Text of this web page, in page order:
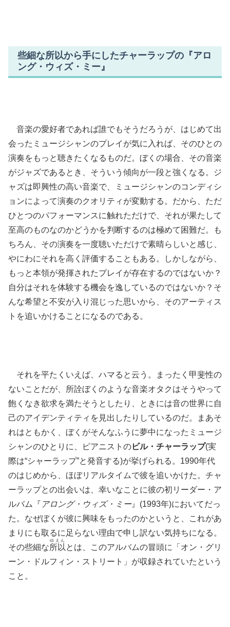
些細な所以から手にしたチャーラップの『アロ
ング・ウィズ・ミー』
音楽の愛好者であれば誰でもそうだろうが、はじめて出
会ったミュージシャンのプレイが気に入れば、そのひとの
演奏をもっと聴きたくなるものだ。ぼくの場合、その音楽
がジャズであるとき、そういう傾向が一段と強くなる。ジ
ャズは即興性の高い音楽で、ミュージシャンのコンディシ
ョンによって演奏のクオリティが変動する。だから、ただ
ひとつのパフォーマンスに触れただけで、それが果たして
至高のものなのかどうかを判断するのは極めて困難だ。も
ちろん、その演奏を一度聴いただけで素晴らしいと感じ、
やにわにそれを高く評価することもある。しかしながら、
もっと本領が発揮されたプレイが存在するのではないか？
自分はそれを体験する機会を逸しているのではないか？そ
んな希望と不安が入り混じった思いから、そのアーティス
トを追いかけることになるのである。
それを平たくいえば、ハマると云う。まったく甲斐性の
ないことだが、所詮ぼくのような音楽オタクはそうやって
飽くなき欲求を満たそうとしたり、ときには音の世界に自
己のアイデンティティを見出したりしているのだ。まあそ
れはともかく、ぼくがそんなふうに夢中になったミュージ
シャンのひとりに、ピアニストのビル・チャーラップ(実
際は“シャーラップ”と発音する)が挙げられる。1990年代
のはじめから、ほぼリアルタイムで彼を追いかけた。チャ
ーラップとの出会いは、幸いなことに彼の初リーダー・ア
ルバム『 アロング・ウィズ・ミー』(1993年)においてだっ
た。なぜぼくが彼に興味をもったのかというと、これがあ
まりにも取るに足らない理由で申し訳ない気持ちになる。
その些細な所以
ゆえん
とは、このアルバムの冒頭に「オン・グリ
ーン・ドルフィン・ストリート」が収録されていたという
こと。